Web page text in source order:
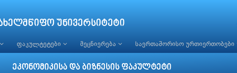
უნივერსიტეტი
ფაკულტეტები მეცნიერება საერთაშორისო ურთიერთობები
ეკონომიკისა და ბიზნესის ფაკულტეტი